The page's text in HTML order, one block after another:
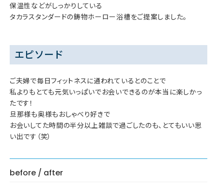
保温性などがしっかりしている
タカラスタンダードの鋳物ホーロー浴槽をご提案しました。
エピソード
ご夫婦で毎日フィットネスに通われているとのことで
私よりもとても元気いっぱいでお会いできるのが本当に楽しかっ
たです！
旦那様も奥様もおしゃべり好きで
お会いしてた時間の半分以上雑談で過ごしたのも、とてもいい思
い出です（笑）
before / after